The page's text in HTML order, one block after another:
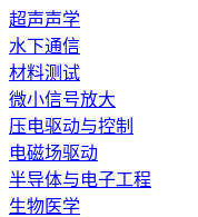
超声声学
水下通信
材料测试
微小信号放大
压电驱动与控制
电磁场驱动
半导体与电子工程
生物医学